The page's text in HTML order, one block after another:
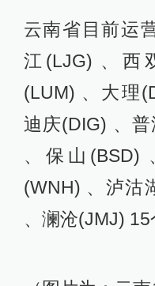
云南省目前运
江(LJG) 、西
(LUM) 、大理
迪庆(DIG) 、
、保山(BSD)
(WNH) 、泸沽
、澜沧(JMJ) 15